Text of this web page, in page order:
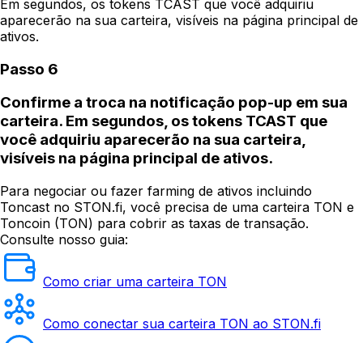
Passo 6
Confirme a troca na notificação pop-up em sua
carteira. Em segundos, os tokens TCAST que
você adquiriu aparecerão na sua carteira,
visíveis na página principal de ativos.
Para negociar ou fazer farming de ativos incluindo
Toncast no STON.fi, você precisa de uma carteira TON e
Toncoin (TON) para cobrir as taxas de transação.
Consulte nosso guia:
Como criar uma carteira TON
Como conectar sua carteira TON ao STON.fi